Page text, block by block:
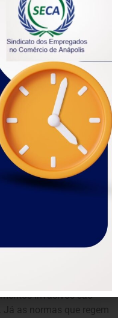
ilegal da medicina,
que podem sofrer
necroses, reações
serviços feita pelo
que ela “induz os
que estão sendo
e capacitados para
o direito à
previsto noCDC.
da Justiça Federal
profissionais não
de resoluções, o
regulamentam, sob
da União para
invasivos são
as normas que regem